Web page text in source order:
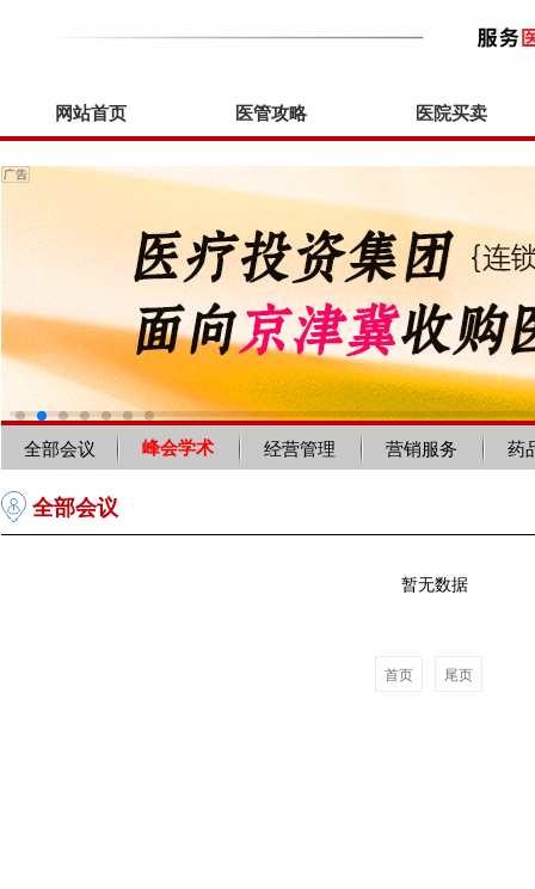
网站首页 医管攻略 医院买卖
全部会议 峰会学术 经营管理 营销服务 药
全部会议
暂无数据
首页 尾页